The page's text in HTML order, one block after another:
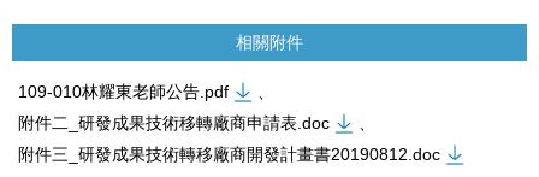
相關附件
109-010林耀東老師公告.pdf
附件二_研發成果技術移轉廠商申請表.doc
附件三_研發成果技術轉移廠商開發計畫書20190812.doc